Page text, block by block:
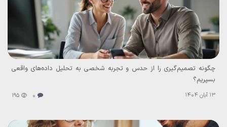
چگونه تصمیم‌گیری را از حدس و تجربه شخصی به تحلیل داده‌های واقعی
بسپریم؟
13 آبان 1404 0
195